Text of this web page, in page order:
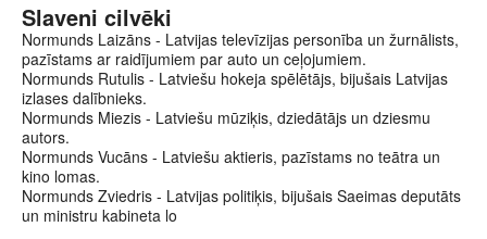
Slaveni cilvēki
Normunds Laizāns - Latvijas televīzijas personība un žurnālists,
pazīstams ar raidījumiem par auto un ceļojumiem.
Normunds Rutulis - Latviešu hokeja spēlētājs, bijušais Latvijas
izlases dalībnieks.
Normunds Miezis - Latviešu mūziķis, dziedātājs un dziesmu
autors.
Normunds Vucāns - Latviešu aktieris, pazīstams no teātra un
kino lomas.
Normunds Zviedris - Latvijas politiķis, bijušais Saeimas deputāts
un ministru kabineta lo